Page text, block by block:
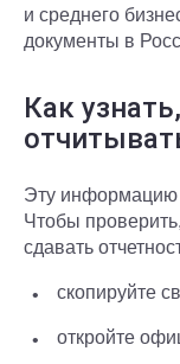
и среднего
документы в
Как
Эту информацию
Чтобы
сдавать
скопируйте
откройте